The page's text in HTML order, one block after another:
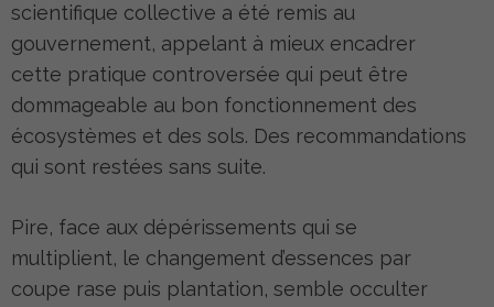
scientifique collective a été remis au
gouvernement, appelant à mieux encadrer
cette pratique controversée qui peut être
dommageable au bon fonctionnement des
écosystèmes et des sols. Des recommandations
qui sont restées sans suite.
Pire, face aux dépérissements qui se
multiplient, le changement d’essences par
coupe rase puis plantation, semble occulter